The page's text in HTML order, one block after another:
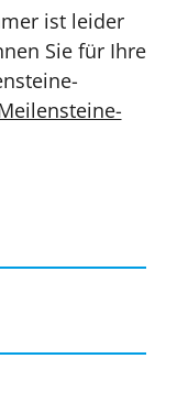
ist leider
Sie für Ihre